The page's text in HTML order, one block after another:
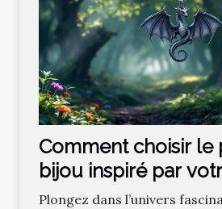
Comment choisir le
bijou inspiré par
fantastique
Plongez dans l’univers